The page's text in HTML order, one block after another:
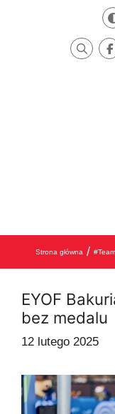
Strona główna /
EYOF
bez medalu
12 lutego 2025